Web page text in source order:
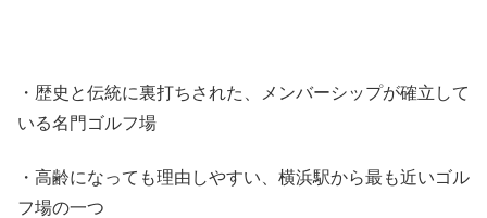
・歴史と伝統に裏打ちされた、メンバーシップが確立して
いる名門ゴルフ場
・高齢になっても理由しやすい、横浜駅から最も近いゴル
フ場の一つ